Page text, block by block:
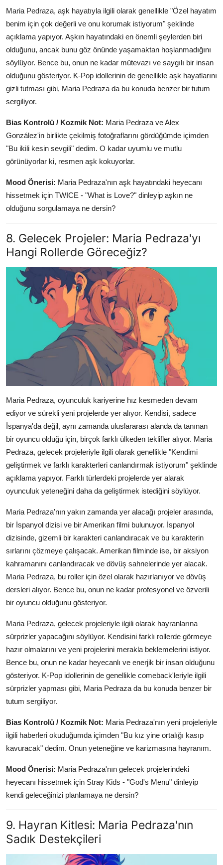
Maria Pedraza, aşk hayatıyla ilgili olarak genellikle "Özel hayatım
benim için çok değerli ve onu korumak istiyorum" şeklinde
açıklama yapıyor. Aşkın hayatındaki en önemli şeylerden biri
olduğunu, ancak bunu göz önünde yaşamaktan hoşlanmadığını
söylüyor. Bence bu, onun ne kadar mütevazı ve saygılı bir insan
olduğunu gösteriyor. K-Pop idollerinin de genellikle aşk hayatlarını
gizli tutması gibi, Maria Pedraza da bu konuda benzer bir tutum
sergiliyor.
Bias Kontrolü / Kozmik Not: Maria Pedraza ve Alex
González'in birlikte çekilmiş fotoğraflarını gördüğümde içimden
"Bu ikili kesin sevgili" dedim. O kadar uyumlu ve mutlu
görünüyorlar ki, resmen aşk kokuyorlar.
Mood Önerisi: Maria Pedraza'nın aşk hayatındaki heyecanı
hissetmek için TWICE - "What is Love?" dinleyip aşkın ne
olduğunu sorgulamaya ne dersin?
8. Gelecek Projeler: Maria Pedraza'yı
Hangi Rollerde Göreceğiz?
Maria Pedraza, oyunculuk kariyerine hız kesmeden devam
ediyor ve sürekli yeni projelerde yer alıyor. Kendisi, sadece
İspanya'da değil, aynı zamanda uluslararası alanda da tanınan
bir oyuncu olduğu için, birçok farklı ülkeden teklifler alıyor. Maria
Pedraza, gelecek projeleriyle ilgili olarak genellikle "Kendimi
geliştirmek ve farklı karakterleri canlandırmak istiyorum" şeklinde
açıklama yapıyor. Farklı türlerdeki projelerde yer alarak
oyunculuk yeteneğini daha da geliştirmek istediğini söylüyor.
Maria Pedraza'nın yakın zamanda yer alacağı projeler arasında,
bir İspanyol dizisi ve bir Amerikan filmi bulunuyor. İspanyol
dizisinde, gizemli bir karakteri canlandıracak ve bu karakterin
sırlarını çözmeye çalışacak. Amerikan filminde ise, bir aksiyon
kahramanını canlandıracak ve dövüş sahnelerinde yer alacak.
Maria Pedraza, bu roller için özel olarak hazırlanıyor ve dövüş
dersleri alıyor. Bence bu, onun ne kadar profesyonel ve özverili
bir oyuncu olduğunu gösteriyor.
Maria Pedraza, gelecek projeleriyle ilgili olarak hayranlarına
sürprizler yapacağını söylüyor. Kendisini farklı rollerde görmeye
hazır olmalarını ve yeni projelerini merakla beklemelerini istiyor.
Bence bu, onun ne kadar heyecanlı ve enerjik bir insan olduğunu
gösteriyor. K-Pop idollerinin de genellikle comeback'leriyle ilgili
sürprizler yapması gibi, Maria Pedraza da bu konuda benzer bir
tutum sergiliyor.
Bias Kontrolü / Kozmik Not: Maria Pedraza'nın yeni projeleriyle
ilgili haberleri okuduğumda içimden "Bu kız yine ortalığı kasıp
kavuracak" dedim. Onun yeteneğine ve karizmasına hayranım.
Mood Önerisi: Maria Pedraza'nın gelecek projelerindeki
heyecanı hissetmek için Stray Kids - "God's Menu" dinleyip
kendi geleceğinizi planlamaya ne dersin?
9. Hayran Kitlesi: Maria Pedraza'nın
Sadık Destekçileri